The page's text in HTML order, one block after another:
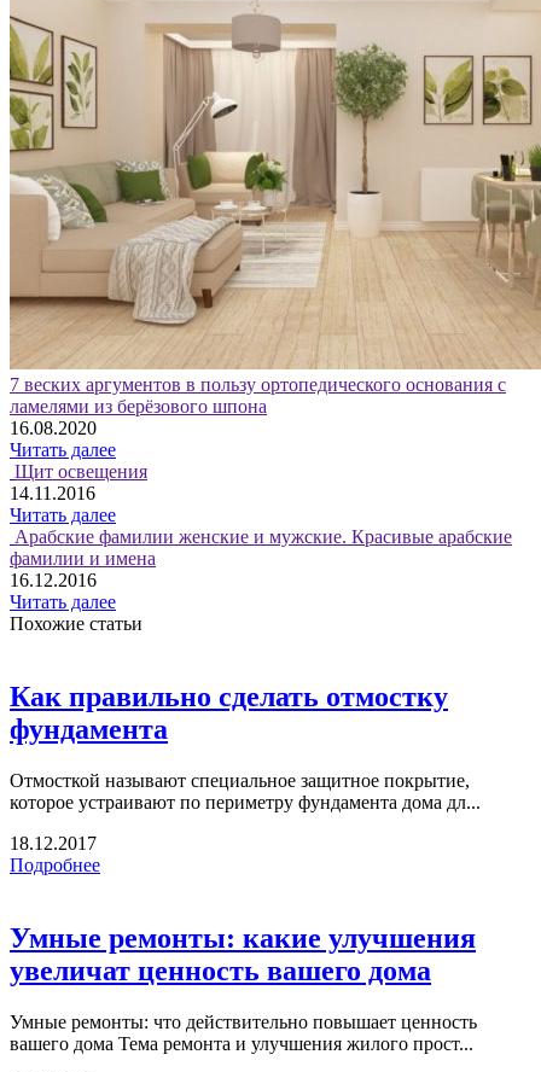
7 веских аргументов в пользу ортопедического основания с
ламелями из берёзового шпона
16.08.2020
Читать далее
Щит освещения
14.11.2016
Читать далее
Арабские фамилии женские и мужские. Красивые арабские
фамилии и имена
16.12.2016
Читать далее
Похожие статьи
Как правильно сделать отмостку
фундамента
Отмосткой называют специальное защитное покрытие,
которое устраивают по периметру фундамента дома дл...
18.12.2017
Подробнее
Умные ремонты: какие улучшения
увеличат ценность вашего дома
Умные ремонты: что действительно повышает ценность
вашего дома Тема ремонта и улучшения жилого прост...